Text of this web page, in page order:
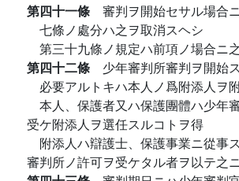
第四十一條 審判ヲ開始セサル場合
七條ノ處分ハ之ヲ取消スヘシ
第三十九條ノ規定ハ前項ノ場合ニ
第四十二條 少年審判所審判ヲ開始
必要アルトキハ本人ノ爲附添人ヲ
本人、保護者又ハ保護團體ハ少年
受ケ附添人ヲ選任スルコトヲ得
附添人ハ辯護士、保護事業ニ從事
審判所ノ許可ヲ受ケタル者ヲ以テ之